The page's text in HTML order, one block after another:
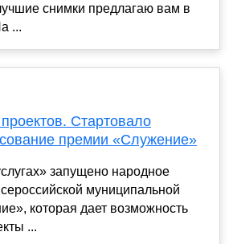
снимки предлагаю вам в
...
Стартовало
премии «Служение»
запущено народное
муниципальной
которая дает возможность
...